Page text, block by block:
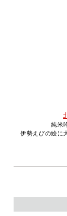
純米
伊勢えびの絵に